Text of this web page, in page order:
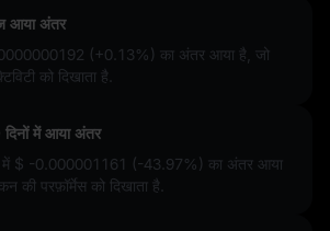
आया अंतर
(+0.13%) का अंतर आया है, जो
को दिखाता है.
में आया अंतर
$ -0.000001161 (-43.97%) का अंतर आया
की परफ़ॉर्मेस को दिखाता है.